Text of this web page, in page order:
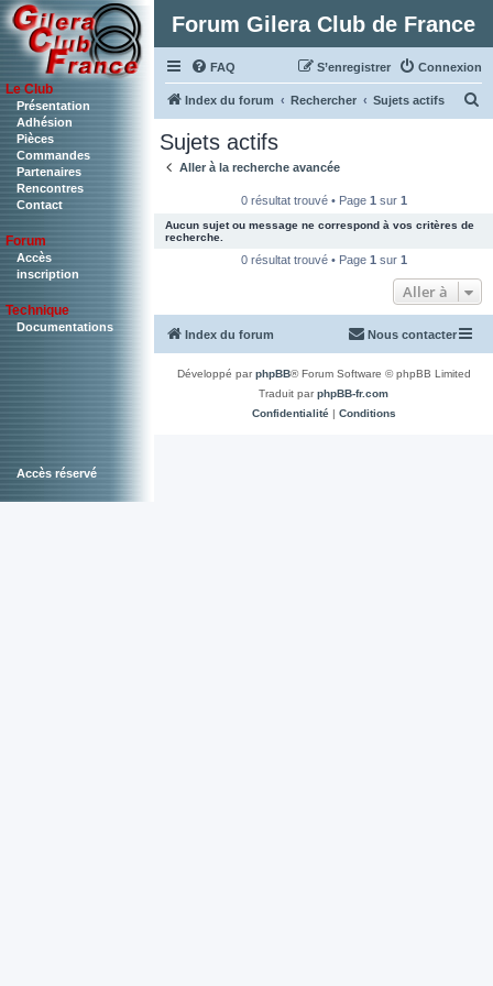
Le Club
Présentation
Adhésion
Pièces
Commandes
Partenaires
Rencontres
Contact
Forum
Accès
inscription
Technique
Documentations
Accès réservé
Forum Gilera Club de France
FAQ Connexion
S’enregistrer
Index du forum Rechercher Sujets actifs
h
Sujets actifs
Aller à la recherche avancée
0 résultat trouvé • Page 1 sur 1
Aucun sujet ou message ne correspond à vos critères de
recherche.
0 résultat trouvé • Page 1 sur 1
Aller à
Index du forum Nous contacter
Développé parphpBB® Forum Software © phpBB Limited
Traduit parphpBB-fr.com
Confidentialité| Conditions